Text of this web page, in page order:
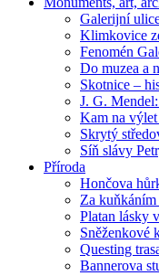
Galerijní
Klimkovice
Fenomén
Do muzea a
Skotnice –
J. G.
Kam na výlet
Skrytý
Síň slávy
Příroda
Hončova
Za kuňkáním
Platan lásky
Sněženkové
Questing
Bannerova